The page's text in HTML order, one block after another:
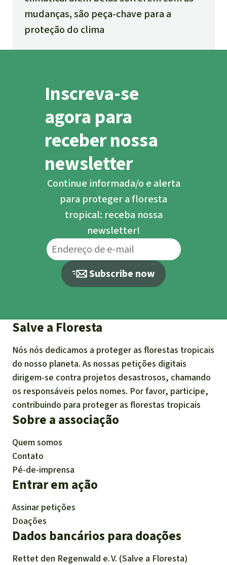
mudanças, são peça-chave para a
proteção do clima
Inscreva-se
agora para
receber nossa
newsletter
Continue informada/o e alerta
para proteger a floresta
tropical: receba nossa
newsletter!
Subscribe now
Salve a Floresta
Nós nós dedicamos a proteger as florestas tropicais
do nosso planeta. As nossas petições digitais
dirigem-se contra projetos desastrosos, chamando
os responsáveis pelos nomes. Por favor, participe,
contribuindo para proteger as florestas tropicais
Sobre a associação
Quem somos
Contato
Pé-de-imprensa
Entrar em ação
Assinar petições
Doações
Dados bancários para doações
Rettet den Regenwald e. V. (Salve a Floresta)